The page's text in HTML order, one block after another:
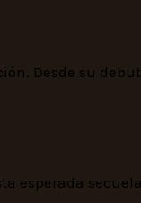
Desde su
esperada